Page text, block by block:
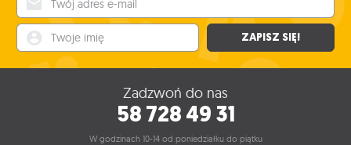
ZAPISZ SIĘ!
Zadzwoń do nas
58 728 49 31
W godzinach 10-14 od poniedziałku do piątku